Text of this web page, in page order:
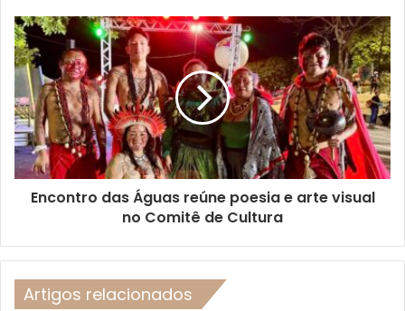
Encontro das Águas reúne poesia e arte visual
no Comitê de Cultura
Artigos relacionados